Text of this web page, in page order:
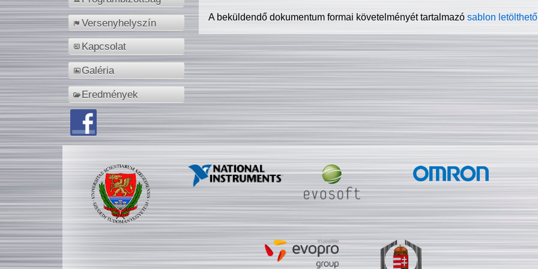
Versenyhelyszín
Kapcsolat
Galéria
Eredmények
A beküldendő dokumentum formai követelményét tartalmazósablon